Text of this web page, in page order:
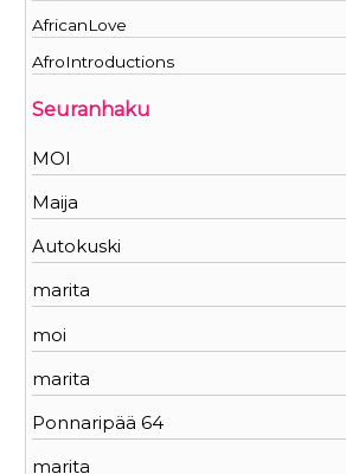
AfricanLove
AfroIntroductions
Seuranhaku
MOI
Maija
Autokuski
marita
moi
marita
Ponnaripää 64
marita